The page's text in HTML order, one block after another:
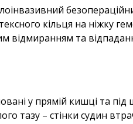
кільця на ніжку
відмиранням та
у прямій кишці та
тазу – стінки судин